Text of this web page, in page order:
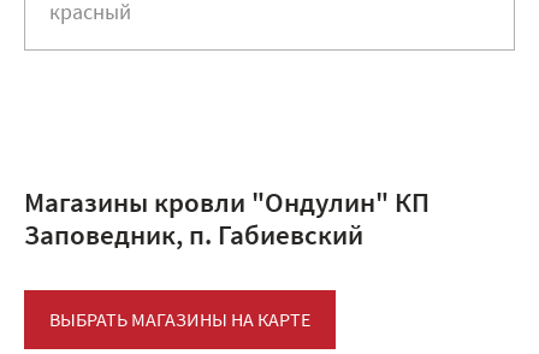
красный
Магазины кровли "Ондулин" КП
Заповедник, п. Габиевский
ВЫБРАТЬ МАГАЗИНЫ НА КАРТЕ